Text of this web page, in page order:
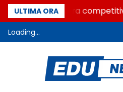
ULTIMA ORA
Quanto è ancora
Loading...